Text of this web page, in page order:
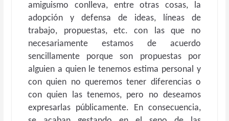
amiguismo conlleva, entre otras cosas, la
adopción y defensa de ideas, líneas de
trabajo, propuestas, etc. con las que no
necesariamente estamos de acuerdo
sencillamente porque son propuestas por
alguien a quien le tenemos estima personal y
con quien no queremos tener diferencias o
con quien las tenemos, pero no deseamos
expresarlas públicamente. En consecuencia,